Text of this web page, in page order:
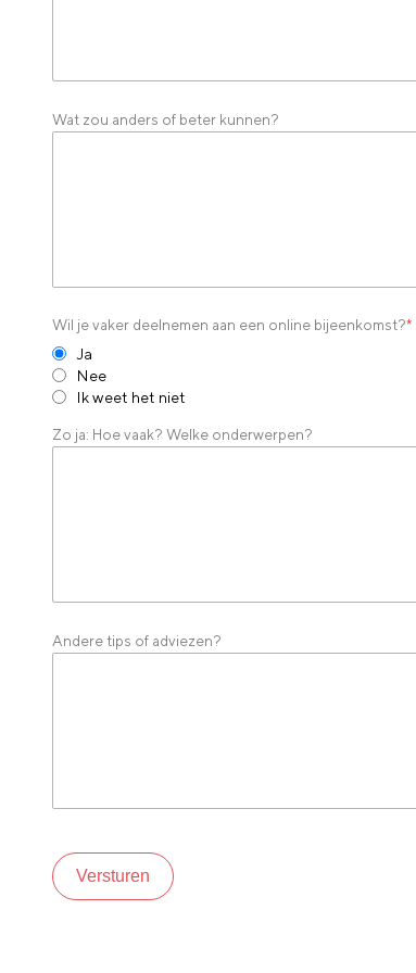
Wat zou anders of beter kunnen?
Wil je vaker deelnemen aan een online bijeenkomst?*
Ja
Nee
Ik weet het niet
Zo ja: Hoe vaak? Welke onderwerpen?
Andere tips of adviezen?
Versturen